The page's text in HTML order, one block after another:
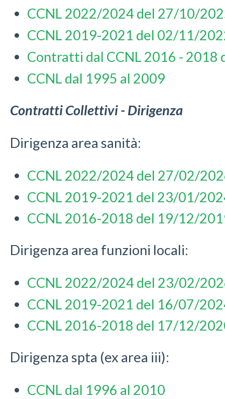
CCNL 2022/2024 del 27/10/
CCNL 2019-2021 del 02/11/
Contratti dal CCNL 2016 -
CCNL dal 1995 al 2009
Contratti Collettivi - Dirigenza
Dirigenza area sanità:
CCNL 2022/2024 del 27/02/
CCNL 2019-2021 del 23/01/
CCNL 2016-2018 del 19/12/
Dirigenza area funzioni locali:
CCNL 2022/2024 del 23/02/
CCNL 2019-2021 del 16/07/
CCNL 2016-2018 del 17/12/
Dirigenza spta (ex area iii):
CCNL dal 1996 al 2010